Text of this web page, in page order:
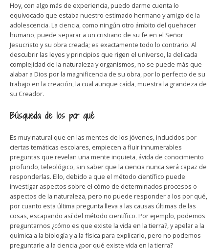
Hoy, con algo más de experiencia, puedo darme cuenta lo
equivocado que estaba nuestro estimado hermano y amigo de la
adolescencia. La ciencia, como ningún otro ámbito del quehacer
humano, puede separar a un cristiano de su fe en el Señor
Jesucristo y su obra creada; es exactamente todo lo contrario. Al
descubrir las leyes y principios que rigen el universo, la delicada
complejidad de la naturaleza y organismos, no se puede más que
alabar a Dios por la magnificencia de su obra, por lo perfecto de su
trabajo en la creación, la cual aunque caída, muestra la grandeza de
su Creador.
Búsqueda de los por qué
Es muy natural que en las mentes de los jóvenes, inducidos por
ciertas temáticas escolares, empiecen a fluir innumerables
preguntas que revelan una mente inquieta, ávida de conocimiento
profundo, teleológico, sin saber que la ciencia nunca será capaz de
responderlas. Ello, debido a que el método científico puede
investigar aspectos sobre el cómo de determinados procesos o
aspectos de la naturaleza, pero no puede responder a los por qué,
por cuanto esta última pregunta lleva a las causas últimas de las
cosas, escapando así del método científico. Por ejemplo, podemos
preguntarnos ¿cómo es que existe la vida en la tierra?, y apelar a la
química a la biología y a la física para explicarlo, pero no podemos
preguntarle a la ciencia ¿por qué existe vida en la tierra?